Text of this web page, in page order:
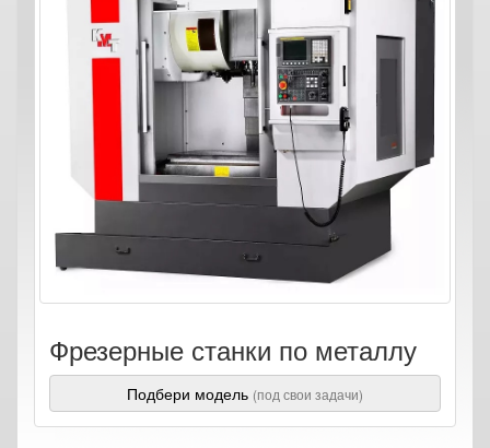
Фрезерные станки по металлу
Подбери модель (под свои задачи)